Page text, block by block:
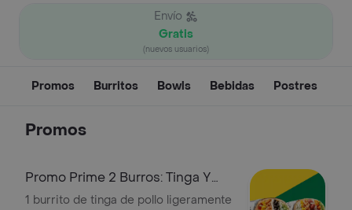
Envío
Gratis
(nuevos usuarios)
Promos Burritos Bowls Bebidas Postres
Promos
Promo Prime 2 Burros: Tinga Y
Pastor
1 burrito de tinga de pollo ligeramente